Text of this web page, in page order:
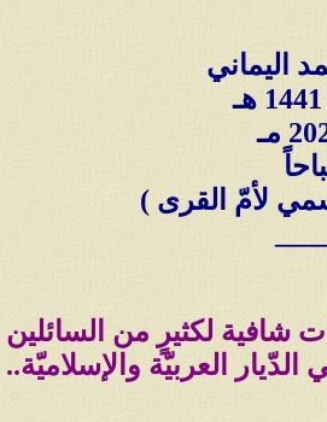
اليماني
لأمّ القرى )
شافية لكثيرٍ من
العربيّة والإسلاميّة..